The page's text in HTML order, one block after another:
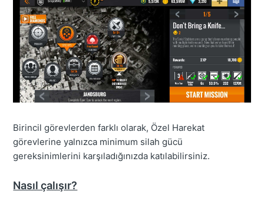
Birincil görevlerden farklı olarak, Özel Harekat
görevlerine yalnızca minimum silah gücü
gereksinimlerini karşıladığınızda katılabilirsiniz.
Nasıl çalışır?